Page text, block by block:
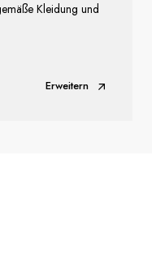
Kleidung und
Erweitern